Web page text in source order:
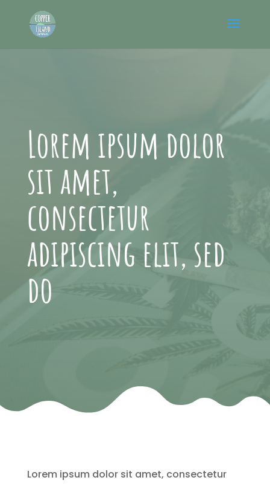
Lorem ipsum dolor
sit amet,
consectetur
adipiscing elit, sed
do
Lorem ipsum dolor sit amet, consectetur